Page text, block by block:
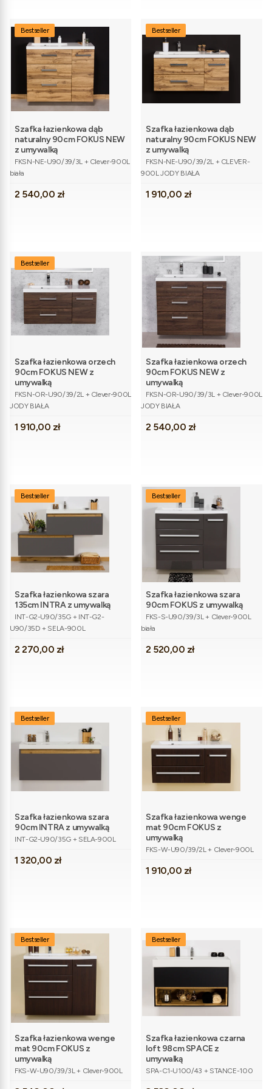
Bestseller
Szafka łazienkowa dąb
naturalny 90cm FOKUS NEW
z umywalką
Kod produktu
FKSN-NE-U90/39/3L + Clever-900L
biała
Cena
2 540,00 zł
Bestseller
Szafka łazienkowa dąb
naturalny 90cm FOKUS NEW
z umywalką
Kod produktu
FKSN-NE-U90/39/2L + CLEVER-
900L JODY BIAŁA
Cena
1 910,00 zł
Bestseller
Szafka łazienkowa orzech
90cm FOKUS NEW z
umywalką
Kod produktu
FKSN-OR-U90/39/2L + Clever-900L
JODY BIAŁA
Cena
1 910,00 zł
Szafka łazienkowa orzech
90cm FOKUS NEW z
umywalką
Kod produktu
FKSN-OR-U90/39/3L + Clever-900L
JODY BIAŁA
Cena
2 540,00 zł
Bestseller
Szafka łazienkowa szara
135cm INTRA z umywalką
Kod produktu
INT-G2-U90/35G + INT-G2-
U90/35D + SELA-900L
Cena
2 270,00 zł
Bestseller
Szafka łazienkowa szara
90cm FOKUS z umywalką
Kod produktu
FKS-S-U90/39/3L + Clever-900L
biała
Cena
2 520,00 zł
Bestseller
Szafka łazienkowa szara
90cm INTRA z umywalką
Kod produktu
INT-G2-U90/35G + SELA-900L
Cena
1 320,00 zł
Bestseller
Szafka łazienkowa wenge
mat 90cm FOKUS z
umywalką
Kod produktu
FKS-W-U90/39/2L + Clever-900L
Cena
1 910,00 zł
Bestseller
Szafka łazienkowa wenge
mat 90cm FOKUS z
umywalką
Kod produktu
FKS-W-U90/39/3L + Clever-900L
Bestseller
Szafka łazienkowa czarna
loft 98cm SPACE z
umywalką
Kod produktu
SPA-C1-U100/43 + STANCE-100